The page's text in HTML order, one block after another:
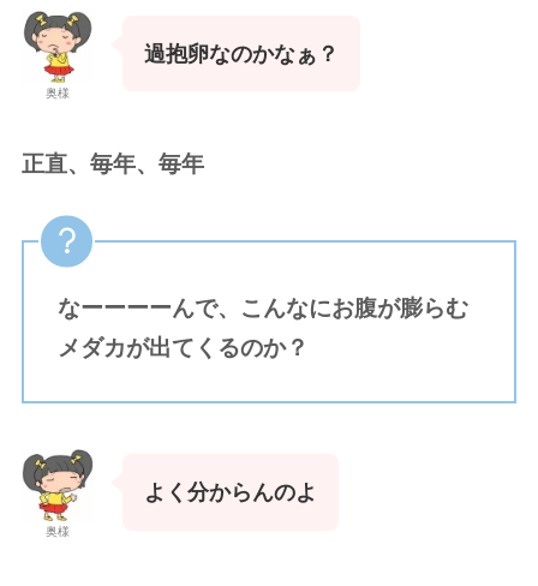
奥様
過抱卵なのかなぁ？
正直、毎年、毎年
なーーーーんで、こんなにお腹が膨らむ
メダカが出てくるのか？
奥様
よく分からんのよ